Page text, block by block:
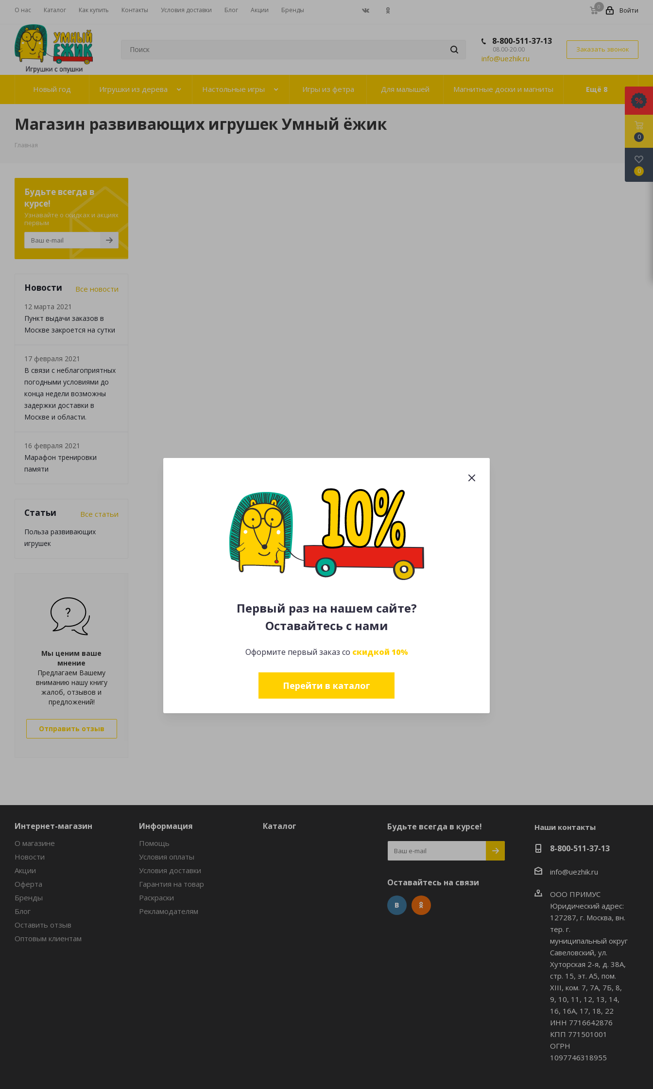
Первый раз на нашем сайте?
Оставайтесь с нами
Оформите первый заказ со скидкой 10%
Перейти в каталог
О нас Каталог Как купить Контакты Условия доставки Блог Акции Бренды 0 Войти
8-800-511-37-13
08.00-20.00
info@uezhik.ru
Заказать звонок
Новый год Игрушки из дерева Настольные игры Игры из фетра Для малышей Магнитные доски и магниты Ещё 8
Магазин развивающих игрушек Умный ёжик
Главная
Будьте всегда в
курсе!
Узнавайте о скидках и акциях
первым
Новости Все новости
12 марта 2021
Пункт выдачи заказов в
Москве закроется на сутки
17 февраля 2021
В связи с неблагоприятных
погодными условиями до
конца недели возможны
задержки доставки в
Москве и области.
16 февраля 2021
Марафон тренировки
памяти
Статьи Все статьи
Польза развивающих
игрушек
Мы ценим ваше
мнение
Предлагаем Вашему
вниманию нашу книгу
жалоб, отзывов и
предложений!
Отправить отзыв
Интернет-магазин
О магазине
Новости
Акции
Оферта
Бренды
Блог
Оставить отзыв
Оптовым клиентам
Информация
Помощь
Условия оплаты
Условия доставки
Гарантия на товар
Раскраски
Рекламодателям
Каталог Будьте всегда в курсе!
Оставайтесь на связи
Наши контакты
8-800-511-37-13
info@uezhik.ru
ООО ПРИМУС
Юридический адрес:
127287, г. Москва, вн.
тер. г.
муниципальный округ
Савеловский, ул.
Хуторская 2-я, д. 38А,
стр. 15, эт. А5, пом.
XIII, ком. 7, 7А, 7Б, 8,
9, 10, 11, 12, 13, 14,
16, 16А, 17, 18, 22
ИНН 7716642876
КПП 771501001
ОГРН
1097746318955
0
0